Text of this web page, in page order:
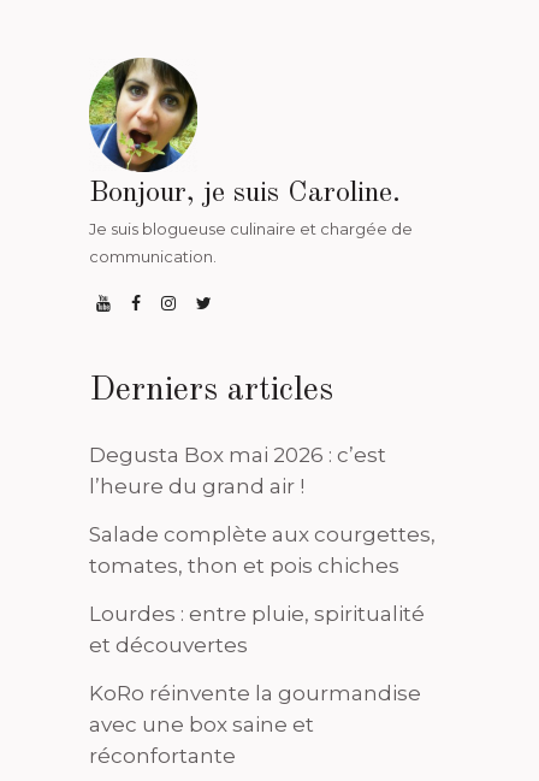
Bonjour, je suis Caroline.
Je suis blogueuse culinaire et chargée de
communication.
Derniers articles
Degusta Box mai 2026 : c’est
l’heure du grand air !
Salade complète aux courgettes,
tomates, thon et pois chiches
Lourdes : entre pluie, spiritualité
et découvertes
KoRo réinvente la gourmandise
avec une box saine et
réconfortante